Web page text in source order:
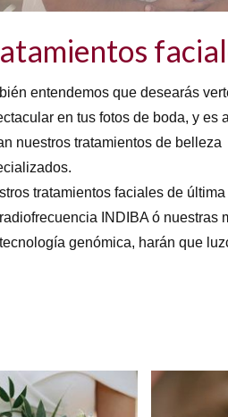
entendemos que desearás
en tus fotos de boda, y es
nuestros tratamientos de belleza
tratamientos faciales de
INDIBA ó nuestras
genómica, harán que